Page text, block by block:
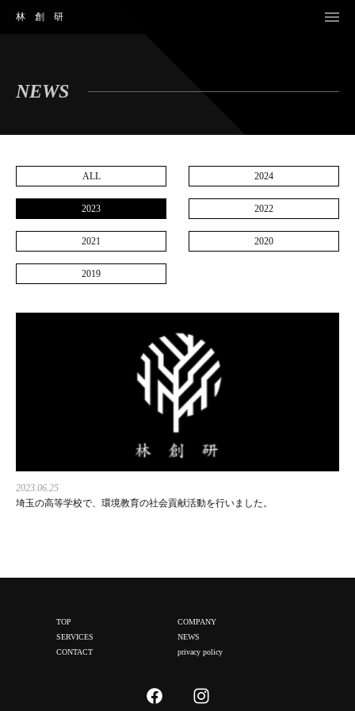
林創研
NEWS
ALL 2024
2023 2022
2021 2020
2019
2023.06.25
埼玉の高等学校で、環境教育の社会貢献活動を行いました。
TOP
COMPANY
SERVICES
NEWS
CONTACT
privacy policy